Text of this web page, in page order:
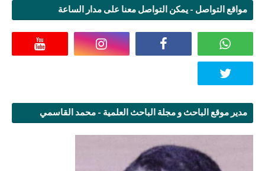
مواقع التواصل - يمكن التواصل معنا على مدار الساعة
مدير موقع الباحث و مجلة الباحث العلمية - محمد القاسمي